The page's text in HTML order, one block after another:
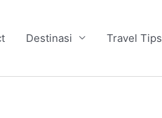
Destinasi Travel Tips